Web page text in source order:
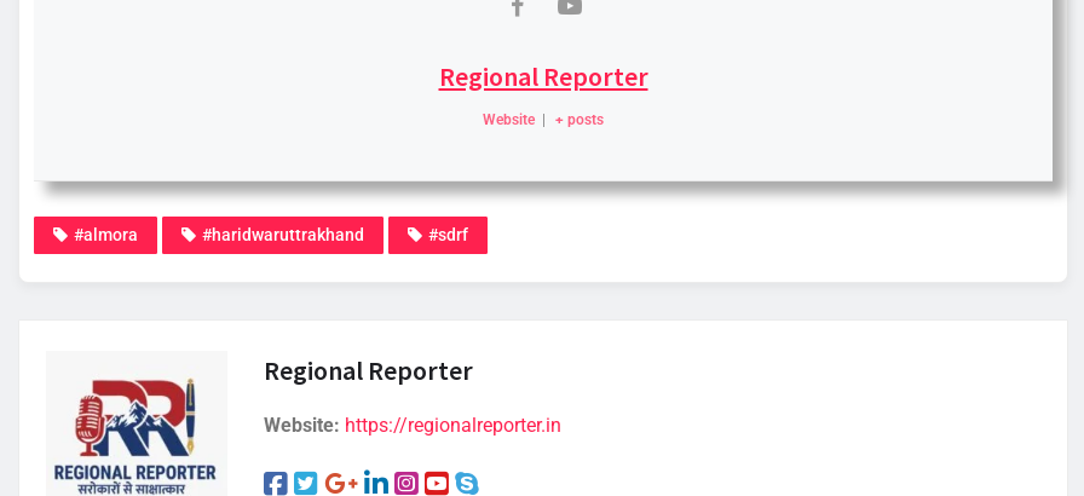
Regional Reporter
Website | + posts
#almora #haridwaruttrakhand #sdrf
Regional Reporter
Website: https://regionalreporter.in